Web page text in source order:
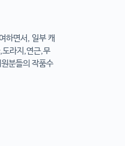
하면서, 일부 캐
도라지,연근,무
분들의 작품수